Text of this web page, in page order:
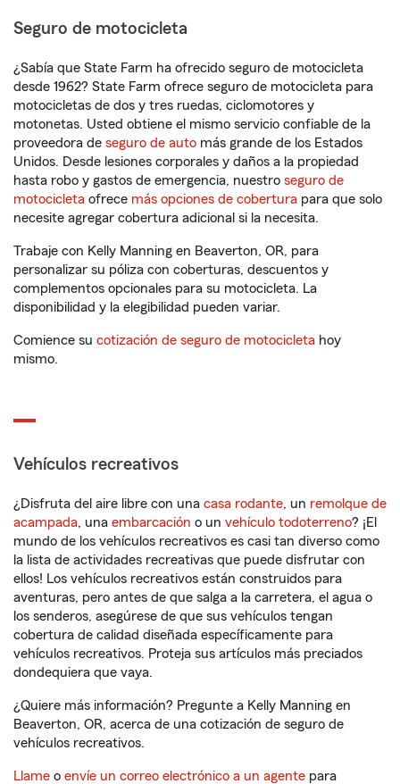
Seguro de motocicleta
¿Sabía que State Farm ha ofrecido seguro de motocicleta
desde 1962? State Farm ofrece seguro de motocicleta para
motocicletas de dos y tres ruedas, ciclomotores y
motonetas. Usted obtiene el mismo servicio confiable de la
proveedora de seguro de auto más grande de los Estados
Unidos. Desde lesiones corporales y daños a la propiedad
hasta robo y gastos de emergencia, nuestro seguro de
motocicleta ofrece más opciones de cobertura para que solo
necesite agregar cobertura adicional si la necesita.
Trabaje con Kelly Manning en Beaverton, OR, para
personalizar su póliza con coberturas, descuentos y
complementos opcionales para su motocicleta. La
disponibilidad y la elegibilidad pueden variar.
Comience su cotización de seguro de motocicleta hoy
mismo.
Vehículos recreativos
¿Disfruta del aire libre con una casa rodante, un remolque de
acampada, una embarcación o un vehículo todoterreno? ¡El
mundo de los vehículos recreativos es casi tan diverso como
la lista de actividades recreativas que puede disfrutar con
ellos! Los vehículos recreativos están construidos para
aventuras, pero antes de que salga a la carretera, el agua o
los senderos, asegúrese de que sus vehículos tengan
cobertura de calidad diseñada específicamente para
vehículos recreativos. Proteja sus artículos más preciados
dondequiera que vaya.
¿Quiere más información? Pregunte a Kelly Manning en
Beaverton, OR, acerca de una cotización de seguro de
vehículos recreativos.
Llame o envíe un correo electrónico a un agente para